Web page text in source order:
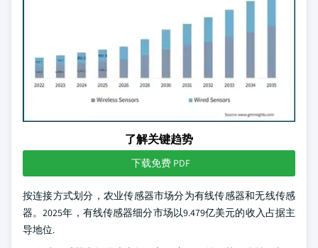
了解关键趋势
下载免费 PDF
按连接方式划分，农业传感器市场分为有线传感器和无线传感
器。2025年，有线传感器细分市场以9.479亿美元的收入占据主
导地位.